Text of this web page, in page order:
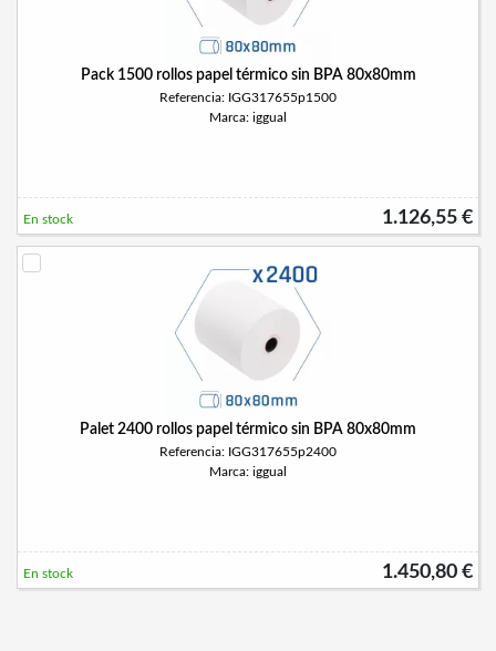
Pack 1500 rollos papel térmico sin BPA 80x80mm
Referencia: IGG317655p1500
Marca: iggual
1.126,55 €
En stock
Palet 2400 rollos papel térmico sin BPA 80x80mm
Referencia: IGG317655p2400
Marca: iggual
1.450,80 €
En stock